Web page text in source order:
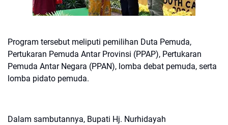
Program tersebut meliputi pemilihan Duta Pemuda,
Pertukaran Pemuda Antar Provinsi (PPAP), Pertukaran
Pemuda Antar Negara (PPAN), lomba debat pemuda, serta
lomba pidato pemuda.
Dalam sambutannya, Bupati Hj. Nurhidayah